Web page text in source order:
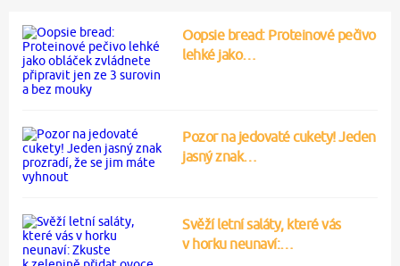
Oopsie bread: Proteinové pečivo
lehké jako…
Pozor na jedovaté cukety! Jeden
jasný znak…
Svěží letní saláty, které vás
v horku neunaví:…